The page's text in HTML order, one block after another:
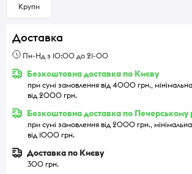
Крупи
Доставка
Пн-Нд з 10:00 до 21-00
Безкоштовна доставка по Києву
при сумі замовлення від 4000 грн.,
від 2000 грн.
Безкоштовна доставка по Печерському
при сумі замовлення від 2000 грн.,
від 1000 грн.
Доставка по Києву
300 грн.